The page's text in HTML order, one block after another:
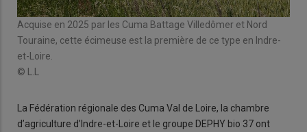
Acquise en 2025 par les Cuma Battage Villedômer et Nord
Touraine, cette écimeuse est la première de ce type en Indre-
et-Loire.
© L.L
La Fédération régionale des Cuma Val de Loire, la chambre
d’agriculture d’Indre-et-Loire et le groupe DEPHY bio 37 ont